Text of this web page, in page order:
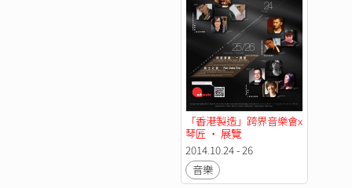
「香港製造」跨界音樂會x
琴匠 ‧ 展覽
2014.10.24 - 26
音樂